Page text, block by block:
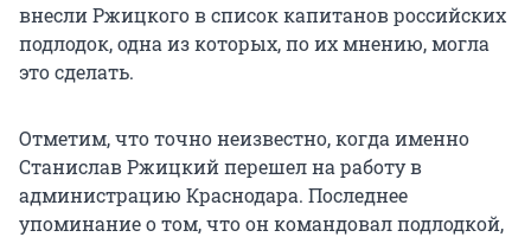
внесли Ржицкого в список капитанов российских
подлодок, одна из которых, по их мнению, могла
это сделать.
Отметим, что точно неизвестно, когда именно
Станислав Ржицкий перешел на работу в
администрацию Краснодара. Последнее
упоминание о том, что он командовал подлодкой,